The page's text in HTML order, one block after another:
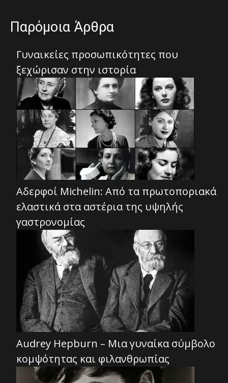
Παρόμοια Άρθρα
Γυναικείες προσωπικότητες που
ξεχώρισαν στην ιστορία
Αδερφοί Michelin: Από τα πρωτοποριακά
ελαστικά στα αστέρια της υψηλής
γαστρονομίας
Audrey Hepburn – Μια γυναίκα σύμβολο
κομψότητας και φιλανθρωπίας